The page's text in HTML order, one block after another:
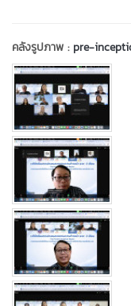
คลังรูปภาพ : pre-